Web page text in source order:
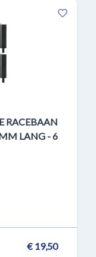
RACEBAAN
LANG - 6
€ 19,50